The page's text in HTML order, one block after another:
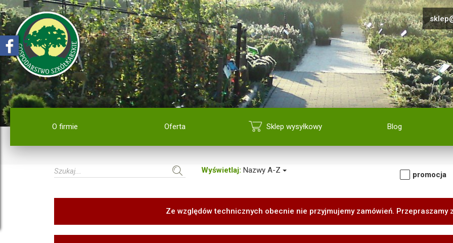
O firmie Oferta Sklep wysyłkowy Blog
Wyświetlaj: Nazwy A-Z promocja
Ze względów technicznych obecnie nie przyjmujemy zamówień. Przepraszamy